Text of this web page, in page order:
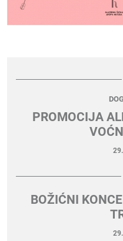
PROMOCIJA
BOŽIĆNI